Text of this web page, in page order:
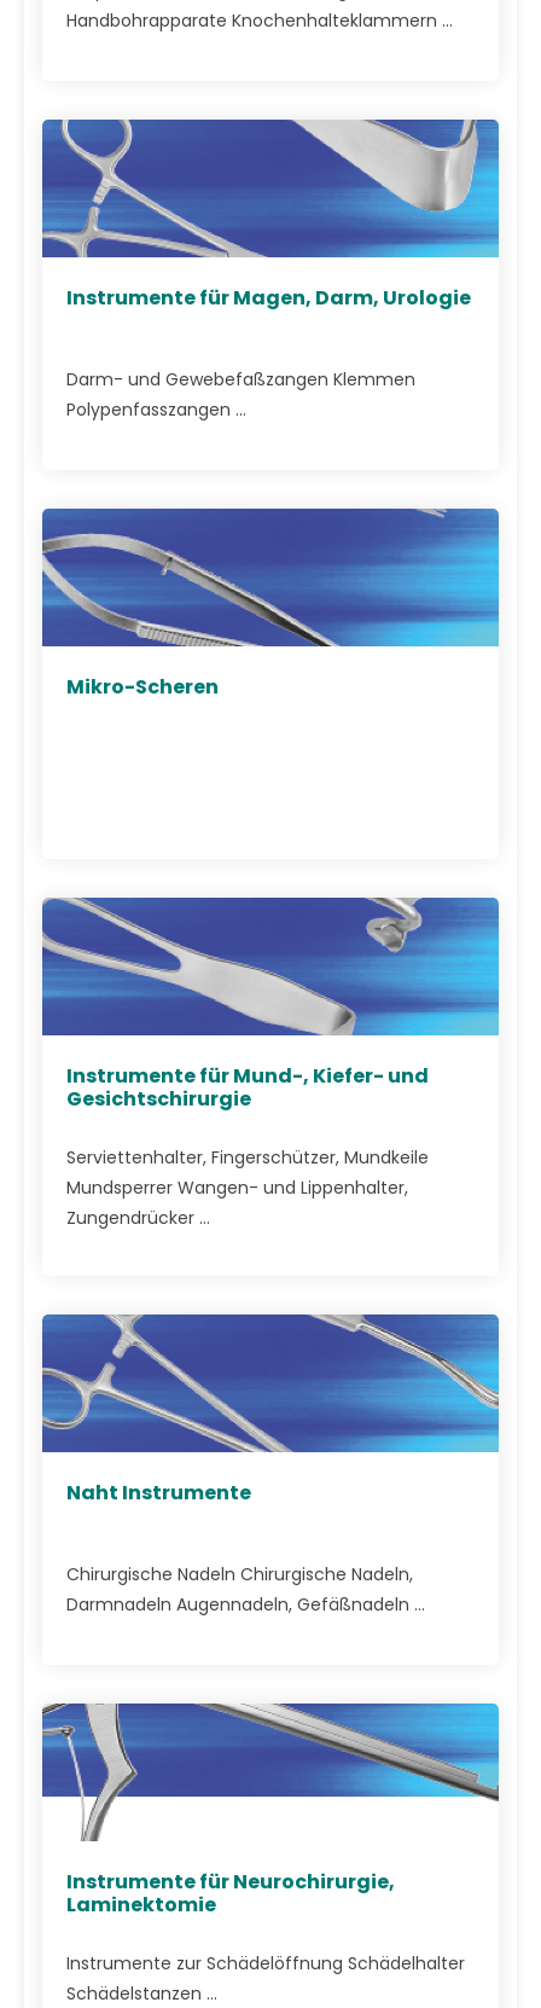
Handbohrapparate Knochenhalteklammern ...
Instrumente für Magen, Darm, Urologie
Darm- und Gewebefaßzangen Klemmen
Polypenfasszangen ...
Mikro-Scheren
Instrumente für Mund-, Kiefer- und
Gesichtschirurgie
Serviettenhalter, Fingerschützer, Mundkeile
Mundsperrer Wangen- und Lippenhalter,
Zungendrücker ...
Naht Instrumente
Chirurgische Nadeln Chirurgische Nadeln,
Darmnadeln Augennadeln, Gefäßnadeln ...
Instrumente für Neurochirurgie,
Laminektomie
Instrumente zur Schädelöffnung Schädelhalter
Schädelstanzen ...